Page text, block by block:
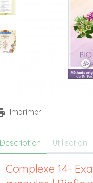
Imprimer
Description Utilisation
Complexe 14-